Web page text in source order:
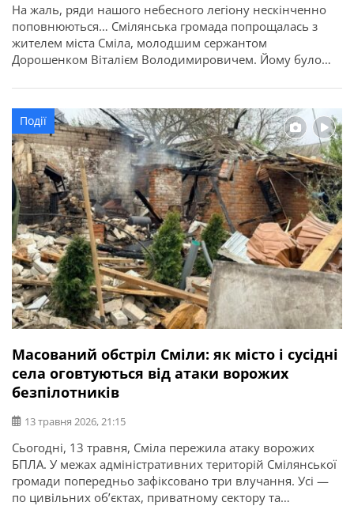
На жаль, ряди нашого небесного легіону нескінченно
поповнюються… Смілянська громада попрощалась з
жителем міста Сміла, молодшим сержантом
Дорошенком Віталієм Володимировичем. Йому було
Віталій народився 9 листопада 1995 року в місті Сміла.
Навчався у загальноосвітній школі І-ІІІ ступенів №7.
Кваліфікацію електромеханіка та спеціальність “Монтаж
обслуговування засобів і систем […]
Події
Масований обстріл Сміли: як місто і сусідні
села оговтуються від атаки ворожих
безпілотників
13 травня 2026, 21:15
Сьогодні, 13 травня, Сміла пережила атаку ворожих
БПЛА. У межах адміністративних територій Смілянської
громади попередньо зафіксовано три влучання. Усі —
по цивільних об’єктах, приватному сектору та